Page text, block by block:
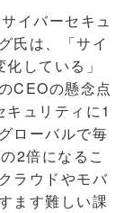
イバーセキュ
氏は、「サイ
している」
CEOの懸念点
ュリティに1
ローバルで毎
2倍になるこ
ラウドやモバ
ます難しい課